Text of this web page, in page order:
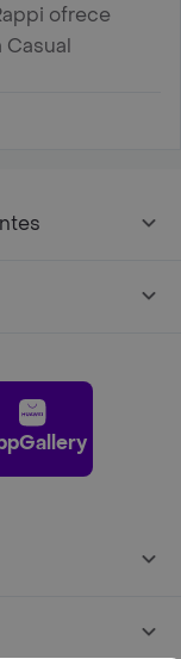
ofrece
Casual